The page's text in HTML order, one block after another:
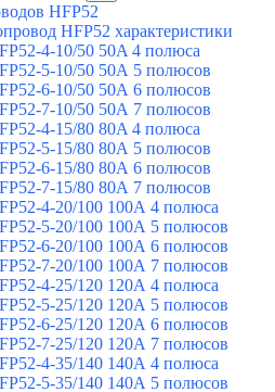
HFP52
HFP52 характеристики
4-10/50 50A 4 полюса
5-10/50 50А 5 полюсов
6-10/50 50А 6 полюсов
7-10/50 50А 7 полюсов
4-15/80 80A 4 полюса
5-15/80 80А 5 полюсов
6-15/80 80А 6 полюсов
7-15/80 80А 7 полюсов
4-20/100 100А 4 полюса
5-20/100 100А 5 полюсов
6-20/100 100А 6 полюсов
7-20/100 100А 7 полюсов
4-25/120 120А 4 полюса
5-25/120 120А 5 полюсов
6-25/120 120А 6 полюсов
7-25/120 120А 7 полюсов
4-35/140 140А 4 полюса
5-35/140 140А 5 полюсов